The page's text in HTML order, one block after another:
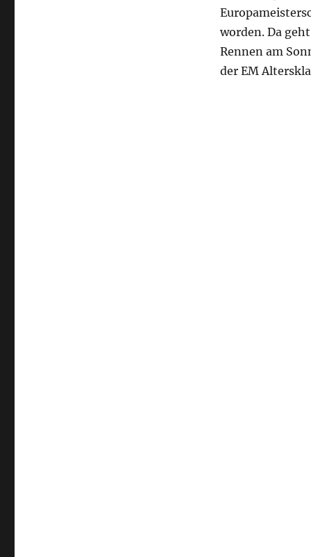
worden. Da
Rennen am
der EM